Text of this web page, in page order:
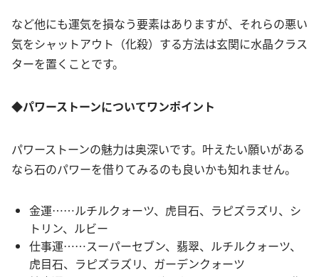
など他にも運気を損なう要素はありますが、それらの悪い
気をシャットアウト（化殺）する方法は玄関に水晶クラス
ターを置くことです。
◆パワーストーンについてワンポイント
パワーストーンの魅力は奥深いです。叶えたい願いがある
なら石のパワーを借りてみるのも良いかも知れません。
金運……ルチルクォーツ、虎目石、ラピズラズリ、シ
トリン、ルビー
仕事運……スーパーセブン、翡翠、ルチルクォーツ、
虎目石、ラピズラズリ、ガーデンクォーツ